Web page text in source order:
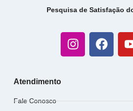
Pesquisa de Satisfação
Atendimento
Fale Conosco